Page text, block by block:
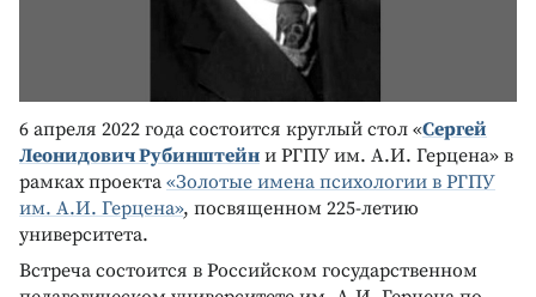
6 апреля 2022 года состоится круглый стол «Сергей
Леонидович Рубинштейн и РГПУ им. А.И. Герцена» в
рамках проекта «Золотые имена психологии в РГПУ
им. А.И. Герцена», посвященном 225-летию
университета.
Встреча состоится в Российском государственном